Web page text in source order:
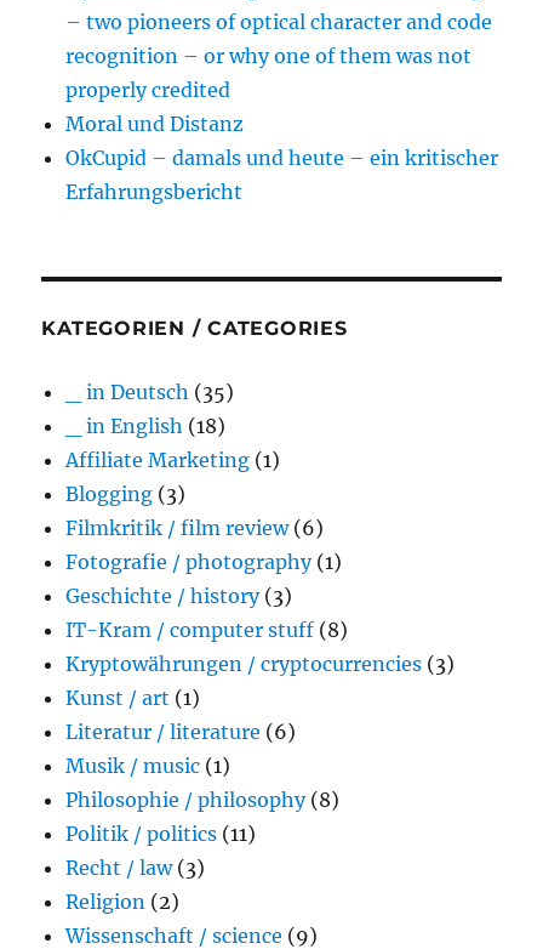
– two pioneers of optical character and code
recognition – or why one of them was not
properly credited
Moral und Distanz
OkCupid – damals und heute – ein kritischer
Erfahrungsbericht
KATEGORIEN / CATEGORIES
_ in Deutsch (35)
_ in English (18)
Affiliate Marketing (1)
Blogging (3)
Filmkritik / film review(6)
Fotografie / photography(1)
Geschichte / history(3)
IT-Kram / computer stuff (8)
Kryptowährungen / cryptocurrencies (3)
Kunst / art (1)
Literatur / literature (6)
Musik / music (1)
Philosophie / philosophy(8)
Politik / politics (11)
Recht / law(3)
Religion (2)
Wissenschaft / science (9)